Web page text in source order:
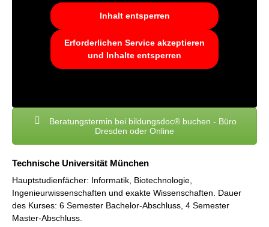
Inhalt entsperren
Erforderlichen Service akzeptieren
und Inhalte entsperren
Beratungstermin bei bildungsdoc® buchen - Büro
Dresden oder Online
Technische Universität München
Hauptstudienfächer: Informatik, Biotechnologie,
Ingenieurwissenschaften und exakte Wissenschaften. Dauer
des Kurses: 6 Semester Bachelor-Abschluss, 4 Semester
Master-Abschluss.